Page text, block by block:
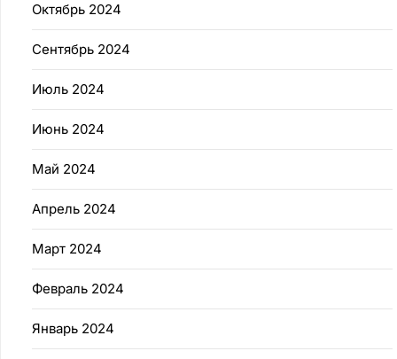
Октябрь 2024
Сентябрь 2024
Июль 2024
Июнь 2024
Май 2024
Апрель 2024
Март 2024
Февраль 2024
Январь 2024